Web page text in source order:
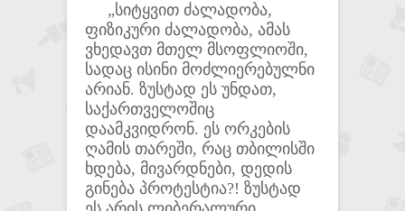
„სიტყვით ძალადობა,
ფიზიკური ძალადობა, ამას
ვხედავთ მთელ მსოფლიოში,
სადაც ისინი მოძლიერებულნი
არიან. ზუსტად ეს უნდათ,
საქართველოშიც
დაამკვიდრონ. ეს ორკების
ღამის თარეში, რაც თბილისში
ხდება, მივარდნები, დედის
გინება პროტესტია?! ზუსტად